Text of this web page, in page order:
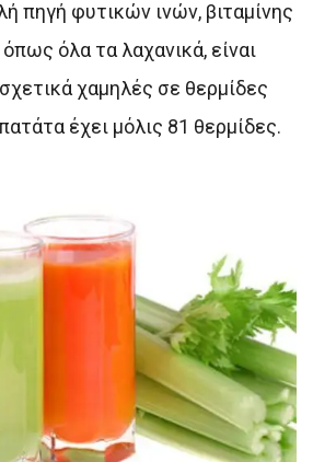
πηγή φυτικών ινών, βιταμίνης
όλα τα λαχανικά, είναι
χαμηλές σε θερμίδες
έχει μόλις 81 θερμίδες.